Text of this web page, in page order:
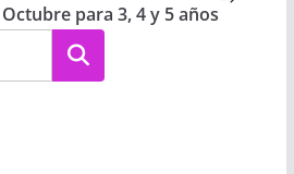
Octubre para 3, 4 y 5 años
Buscar